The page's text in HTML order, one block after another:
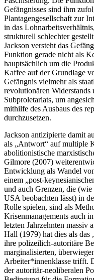
Gefängnisses sind ihm
Plantagengesellschaft zur
in das
strukturell schlechter
Jackson versteht das
Funktion gerade nicht als
hauptsächlich um die
Kaffee auf der Grundlage
Gefängnis vielmehr als
revolutionären
Subproletariats, um
mithilfe des Ausbaus des
durchzusetzen.
Jackson antizipierte damit
als „Antwort“ auf multiple
abolitionistische
Gilmore (2007)
Entwicklung als Wandel
einem „post-
und auch Grenzen, die
USA beobachten lässt) in
Rolle spielen, sind als
Krisenmanagements auch
letzten Jahrzehnten massiv
Hall (1979) hat dies als das
ihre polizeilich-autoritäre
marginalisierten,
Arbeiter*innenklasse trifft.
der autoritär-neoliberalen